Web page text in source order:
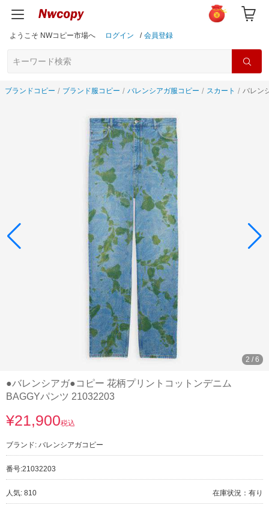
ようこそ NWコピー市場へ ログイン / 会員登録
ブランドコピー ブランド服コピー バレンシアガ服コピー スカート バレン
2 / 6
●バレンシアガ●コピー 花柄プリントコットンデニム
BAGGYパンツ 21032203
¥21,900税込
ブランド: バレンシアガコピー
番号:21032203
人気: 810 在庫状況：有り